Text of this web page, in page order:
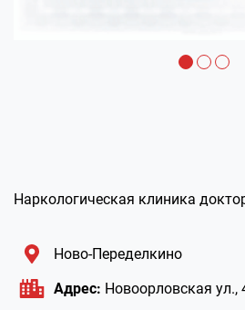
Наркологическая клиника
Ново-Переделкино
Адрес: Новоорловская ул.,